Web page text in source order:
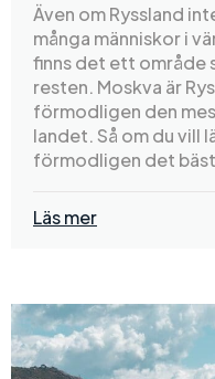
Även om Ryssland
många människor i
finns det ett område
resten. Moskva är
förmodligen den
landet. Så om du vill
förmodligen det
Läs mer